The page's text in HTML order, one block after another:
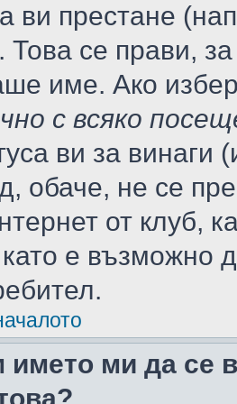
ви престане
се прави,
име. Ако
с всяко
ви за винаги
обаче, не се
от клуб,
е възможно
името ми да се